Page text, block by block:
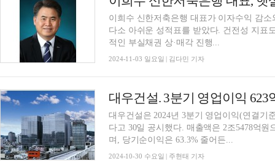
이희수 신한저축은행 대표가 이자수익 감
다소 아쉬운 성적표를 받았다. 건전성 지표
적인 부실채권 상·매각 진행...
2024-11-03 일요일 | 김다민 기자
대우건설. 3분기 영업이익
대우건설은 2024년 3분기 영업이익(연결기
다고 30일 공시했다. 매출액은 2조5478억
며, 당기순이익은 63.3% 줄어든...
2024-10-30 수요일 | 주현태 기자